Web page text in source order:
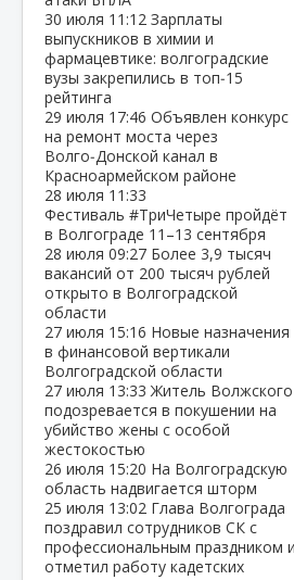
30 июля 11:12 Зарплаты
выпускников в химии и
фармацевтике: волгоградские
вузы закрепились в топ‑15
рейтинга
29 июля 17:46 Объявлен конкурс
на ремонт моста через
Волго‑Донской канал в
Красноармейском районе
28 июля 11:33
Фестиваль #ТриЧетыре пройдёт
в Волгограде 11–13 сентября
28 июля 09:27 Более 3,9 тысяч
вакансий от 200 тысяч рублей
открыто в Волгоградской
области
27 июля 15:16 Новые назначения
в финансовой вертикали
Волгоградской области
27 июля 13:33Житель Волжского
подозревается в покушении на
убийство жены с особой
жестокостью
26 июля 15:20 На Волгоградскую
область надвигается шторм
25 июля 13:02 Глава Волгограда
поздравил сотрудников СК с
профессиональным праздником и
отметил работу кадетских